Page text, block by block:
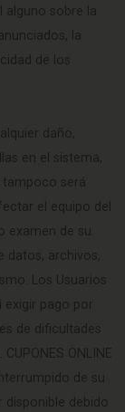
alguno sobre la
la
de los
daño,
en el sistema,
tampoco será
el equipo del
examen de su
datos, archivos,
Los Usuarios
exigir pago por
de dificultades
ONLINE
de su
debido